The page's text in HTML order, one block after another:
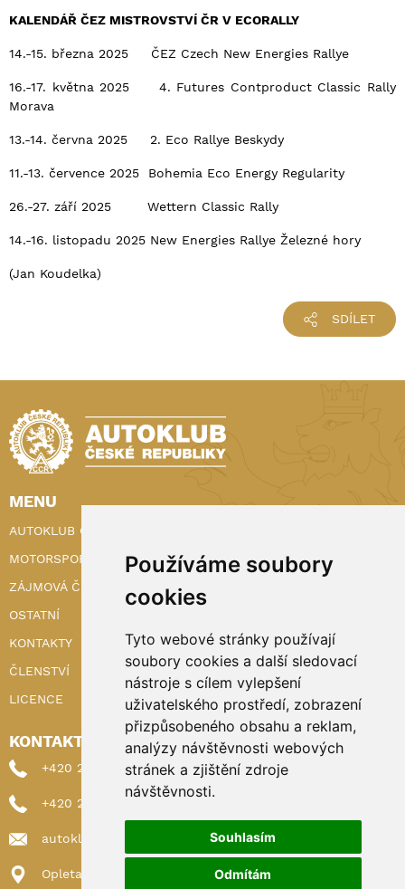
Používáme soubory
cookies
Tyto webové stránky používají
soubory cookies a další sledovací
nástroje s cílem vylepšení
uživatelského prostředí, zobrazení
přizpůsobeného obsahu a reklam,
analýzy návštěvnosti webových
stránek a zjištění zdroje
návštěvnosti.
Souhlasím
Odmítám
KALENDÁŘ ČEZ MISTROVSTVÍ ČR V ECORALLY
14.-15. března 2025 ČEZ Czech New Energies Rallye
16.-17. května 2025 4. Futures Contproduct Classic Rally
Morava
13.-14. června 2025 2. Eco Rallye Beskydy
11.-13. července 2025 Bohemia Eco Energy Regularity
26.-27. září 2025 Wettern Classic Rally
14.-16. listopadu 2025 New Energies Rallye Železné hory
(Jan Koudelka)
SDÍLET
MENU
AUTOKLUB ČR
MOTORSPORT
ZÁJMOVÁ ČINNOST
OSTATNÍ
KONTAKTY
ČLENSTVÍ
LICENCE
KONTAKTY
+420 222 898 224 (sekretariat)
+420 222 898 221 (členství)
autoklub@autoklub.cz
Opletalova 1337/29, 110 00 Praha 1